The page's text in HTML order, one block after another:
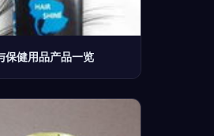
保健用品产品一览